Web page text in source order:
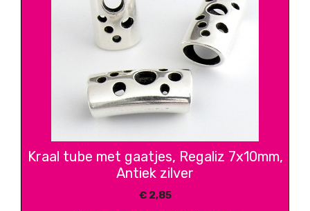
Kraal tube met gaatjes, Regaliz 7x10mm,
Antiek zilver
€2,85